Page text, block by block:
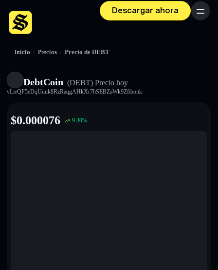
Descargar ahora Menú
Inicio / Precios / Precio de DEBT
DebtCoin (DEBT) Precio hoy
vLieQF5eDqUuuk8RzRaqgAHkXr7bSEBZaWk9Zfibonk
$0.000076 9.30%